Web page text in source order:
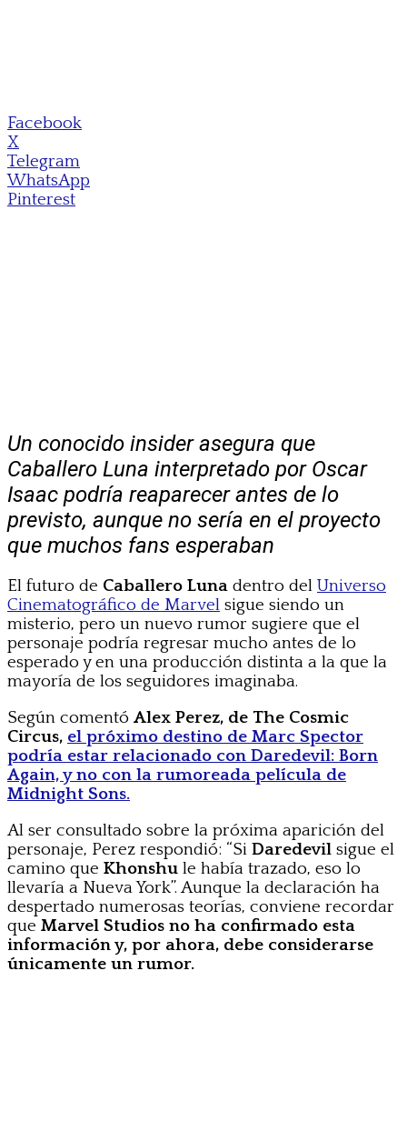
Facebook
X
Telegram
WhatsApp
Pinterest
Un conocido insider asegura que
Caballero Luna interpretado por Oscar
Isaac podría reaparecer antes de lo
previsto, aunque no sería en el proyecto
que muchos fans esperaban
El futuro de Caballero Luna dentro del Universo
Cinematográfico de Marvel sigue siendo un
misterio, pero un nuevo rumor sugiere que el
personaje podría regresar mucho antes de lo
esperado y en una producción distinta a la que la
mayoría de los seguidores imaginaba.
Según comentó Alex Perez, de The Cosmic
Circus, el próximo destino de Marc Spector
podría estar relacionado con Daredevil: Born
Again, y no con la rumoreada película de
Midnight Sons.
Al ser consultado sobre la próxima aparición del
personaje, Perez respondió: “Si Daredevil sigue el
camino que Khonshu le había trazado, eso lo
llevaría a Nueva York”. Aunque la declaración ha
despertado numerosas teorías, conviene recordar
que Marvel Studios no ha confirmado esta
información y, por ahora, debe considerarse
únicamente un rumor.